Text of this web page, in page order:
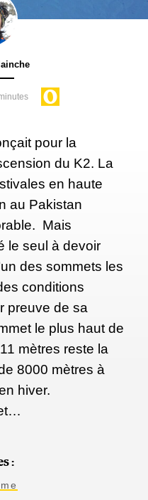
pour la
du K2. La
en haute
au Pakistan
Mais
le seul à devoir
des sommets les
conditions
preuve de sa
le plus haut de
mètres reste la
8000 mètres à
hiver.
: